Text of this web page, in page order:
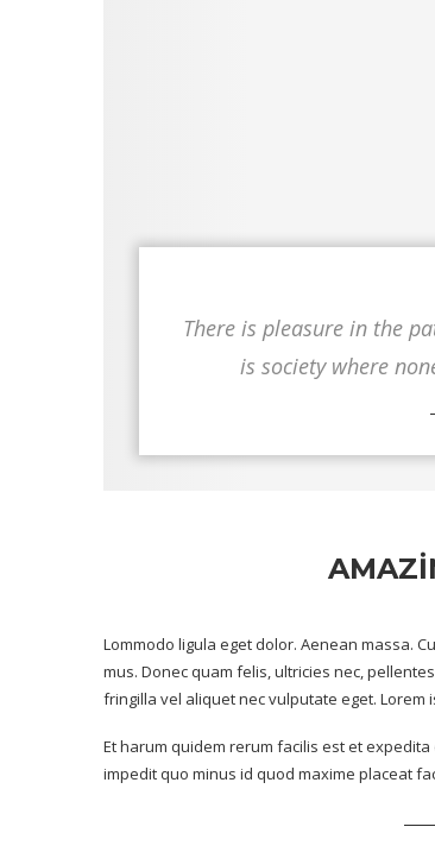
There is pleasure in the
is society where
Lommodo ligula eget dolor. Aenean massa.
mus. Donec quam felis, ultricies nec,
fringilla vel aliquet nec vulputate eget. Lorem
Et harum quidem rerum facilis est et
impedit quo minus id quod maxime placeat